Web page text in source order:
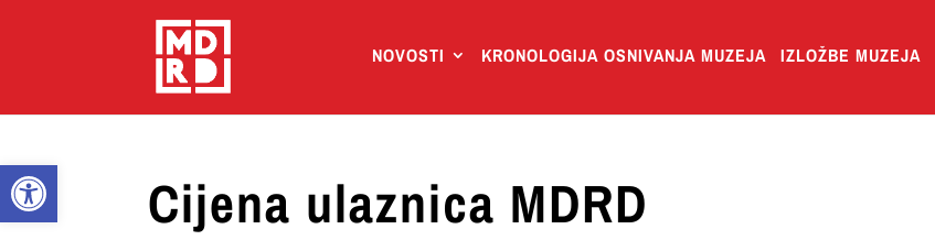
Open toolbar
NOVOSTI KRONOLOGIJA OSNIVANJA MUZEJA IZLOŽBE MUZEJA
Cijena ulaznica MDRD